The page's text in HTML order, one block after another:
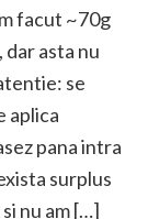
facut ~70g
asta nu
se
aplica
pana intra
surplus
nu am […]